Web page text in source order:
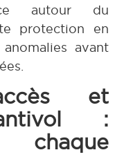
autour du
protection en
avant
et
: